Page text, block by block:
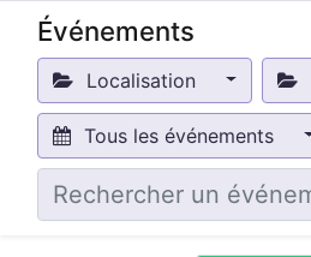
Événements
Localisation
Tous les événements